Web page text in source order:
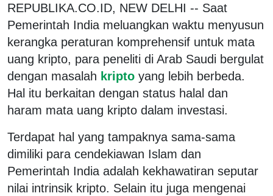
REPUBLIKA.CO.ID, NEW DELHI -- Saat
Pemerintah India meluangkan waktu menyusun
kerangka peraturan komprehensif untuk mata
uang kripto, para peneliti di Arab Saudi bergulat
dengan masalah kripto yang lebih berbeda.
Hal itu berkaitan dengan status halal dan
haram mata uang kripto dalam investasi.
Terdapat hal yang tampaknya sama-sama
dimiliki para cendekiawan Islam dan
Pemerintah India adalah kekhawatiran seputar
nilai intrinsik kripto. Selain itu juga mengenai